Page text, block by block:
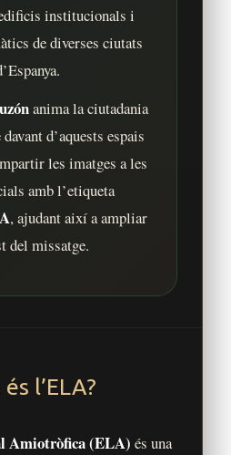
institucionals i
de diverses ciutats
anima la ciutadania
d’aquests espais
les imatges a les
amb l’etiqueta
, ajudant així a ampliar
del missatge.
l’ELA?
Amiotròfica (ELA) és una